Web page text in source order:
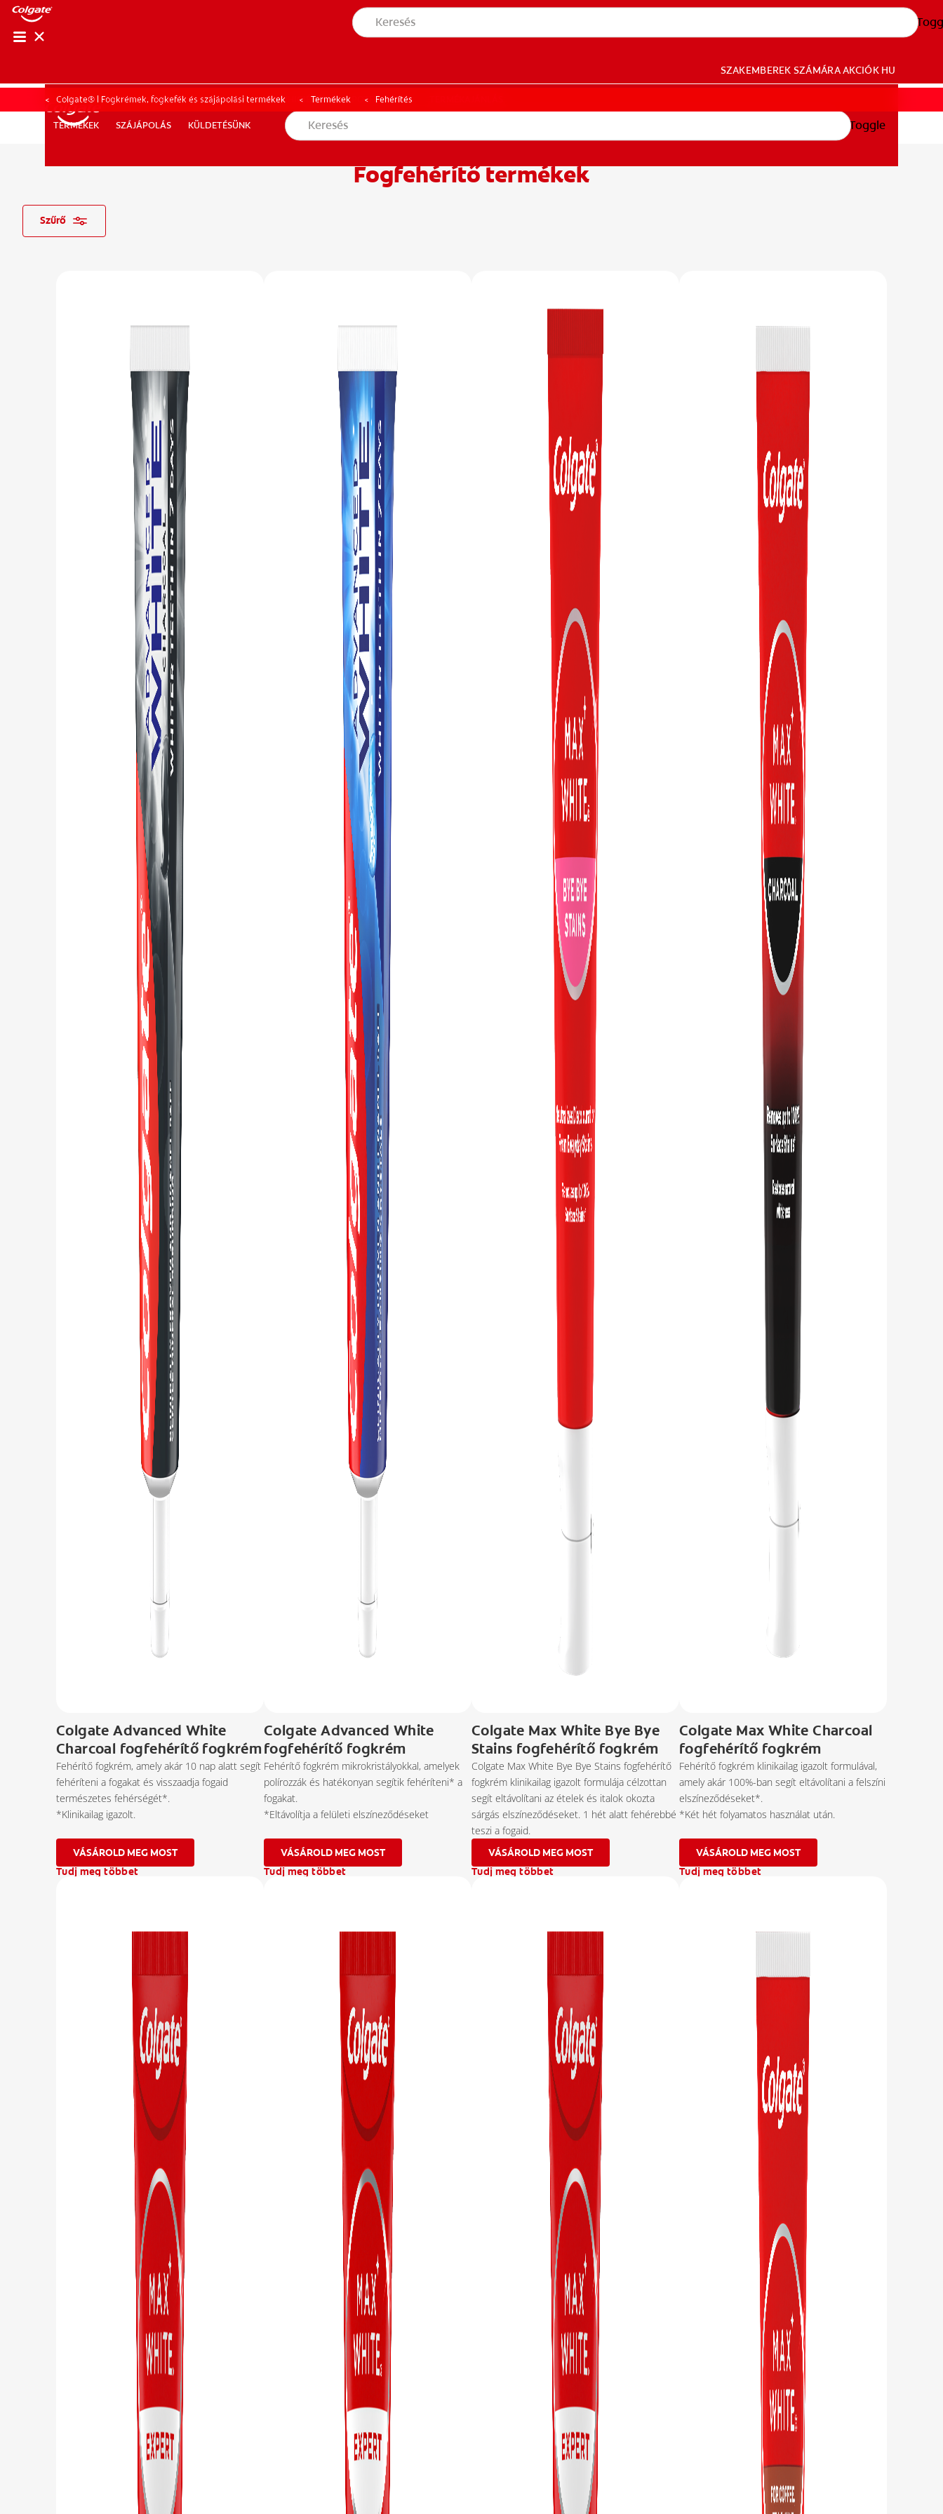
TERMÉKEK SZÁJÁPOLÁS KÜLDETÉSÜNK
SZAKEMBEREK SZÁMÁRA
SZAKEMBEREK SZÁMÁRAAKCIÓK HU
TERMÉKEK SZÁJÁPOLÁS KÜLDETÉSÜNK
SZÁJHIGIÉNÉS ÁLLAPOTFELMÉRÉS
Toggle
Colgate® | Fogkrémek, fogkefék és szájápolási termékek Termékek Fehérítés
Fogfehérítő termékek
Szűrő
Colgate Advanced White
Charcoal fogfehérítő fogkrém
Fehérítő fogkrém, amely akár 10 nap alatt segít
fehéríteni a fogakat és visszaadja fogaid
természetes fehérségét*.
*Klinikailag igazolt.
VÁSÁROLD MEG MOST
Tudj meg többet
Colgate Advanced White
fogfehérítő fogkrém
Fehérítő fogkrém mikrokristályokkal, amelyek
polírozzák és hatékonyan segítik fehéríteni* a
fogakat.
*Eltávolítja a felületi elszíneződéseket
VÁSÁROLD MEG MOST
Tudj meg többet
Colgate Max White Bye Bye
Stains fogfehérítő fogkrém
Colgate Max White Bye Bye Stains fogfehérítő
fogkrém klinikailag igazolt formulája célzottan
segít eltávolítani az ételek és italok okozta
sárgás elszíneződéseket. 1 hét alatt fehérebbé
teszi a fogaid.
VÁSÁROLD MEG MOST
Tudj meg többet
Colgate Max White Charcoal
fogfehérítő fogkrém
Fehérítő fogkrém klinikailag igazolt formulával,
amely akár 100%-ban segít eltávolítani a felszíni
elszíneződéseket*.
*Két hét folyamatos használat után.
VÁSÁROLD MEG MOST
Tudj meg többet